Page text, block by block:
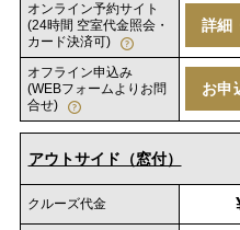
オンライン予約サイト
(24時間 空室代金照会・
カード決済可)
詳細
オフライン申込み
(WEBフォームよりお問
合せ)
お申
アウトサイド（窓付）
クルーズ代金